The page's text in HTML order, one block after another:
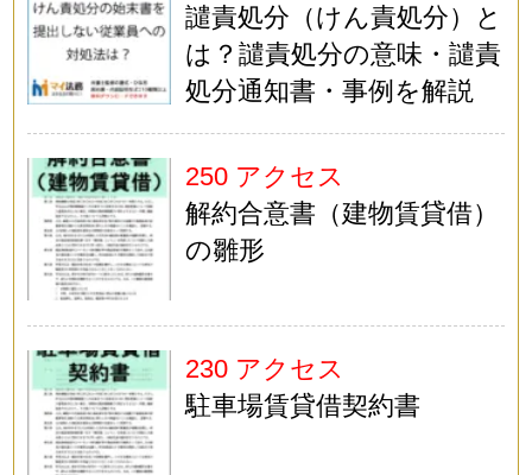
譴責処分（けん責処分）と
は？譴責処分の意味・譴責
処分通知書・事例を解説
250 アクセス
解約合意書（建物賃貸借）
の雛形
230 アクセス
駐車場賃貸借契約書